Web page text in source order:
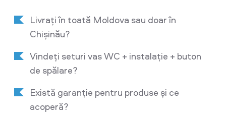
Livrați în toată Moldova sau doar în
Chișinău?
Vindeți seturi vas WC + instalație + buton
de spălare?
Există garanție pentru produse și ce
acoperă?